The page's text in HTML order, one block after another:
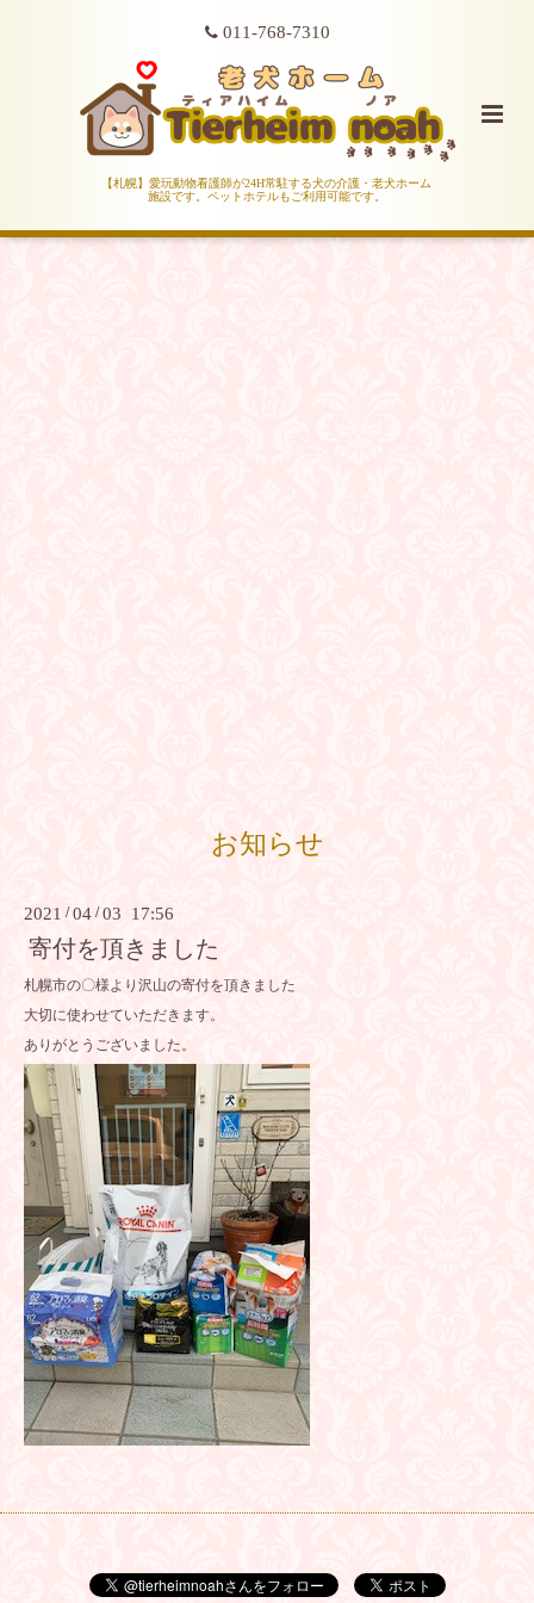
011-768-7310
【札幌】愛玩動物看護師が24H常駐する犬の介護・老犬ホーム
施設です。ペットホテルもご利用可能です。
お知らせ
2021 /04 /03 17:56
寄付を頂きました
札幌市の〇様より沢山の寄付を頂きました
大切に使わせていただきます。
ありがとうございました。